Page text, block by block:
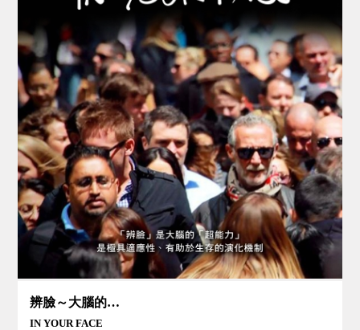
辨臉～大腦的超能力
IN YOUR FACE